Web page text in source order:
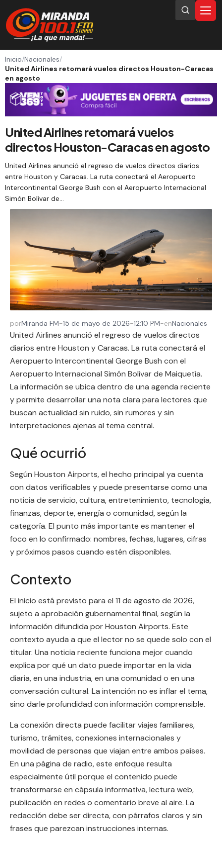
Inicio/Nacionales/
United Airlines retomará vuelos directos Houston-Caracas
en agosto
United Airlines retomará vuelos
directos Houston-Caracas en agosto
United Airlines anunció el regreso de vuelos directos diarios
entre Houston y Caracas. La ruta conectará el Aeropuerto
Intercontinental George Bush con el Aeropuerto Internacional
Simón Bolívar de…
porMiranda FM-15 de mayo de 2026-12:10 PM-enNacionales
United Airlines anunció el regreso de vuelos directos
diarios entre Houston y Caracas. La ruta conectará el
Aeropuerto Intercontinental George Bush con el
Aeropuerto Internacional Simón Bolívar de Maiquetía.
La información se ubica dentro de una agenda reciente
y permite desarrollar una nota clara para lectores que
buscan actualidad sin ruido, sin rumores y sin
interpretaciones ajenas al tema central.
Qué ocurrió
Según Houston Airports, el hecho principal ya cuenta
con datos verificables y puede presentarse como una
noticia de servicio, cultura, entretenimiento, tecnología,
finanzas, deporte, energía o comunidad, según la
categoría. El punto más importante es mantener el
foco en lo confirmado: nombres, fechas, lugares, cifras
y próximos pasos cuando estén disponibles.
Contexto
El inicio está previsto para el 11 de agosto de 2026,
sujeto a aprobación gubernamental final, según la
información difundida por Houston Airports. Este
contexto ayuda a que el lector no se quede solo con el
titular. Una noticia reciente funciona mejor cuando
explica por qué un dato puede importar en la vida
diaria, en una industria, en una comunidad o en una
conversación cultural. La intención no es inflar el tema,
sino darle profundidad con información comprensible.
La conexión directa puede facilitar viajes familiares,
turismo, trámites, conexiones internacionales y
movilidad de personas que viajan entre ambos países.
En una página de radio, este enfoque resulta
especialmente útil porque el contenido puede
transformarse en cápsula informativa, lectura web,
publicación en redes o comentario breve al aire. La
redacción debe ser directa, con párrafos claros y sin
frases que parezcan instrucciones internas.